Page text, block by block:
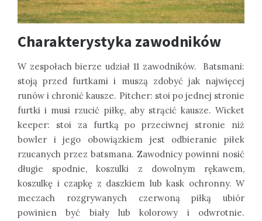
Charakterystyka zawodników
W zespołach bierze udział 11 zawodników. Batsmani:
stoją przed furtkami i muszą zdobyć jak najwięcej
runów i chronić kausze. Pitcher: stoi po jednej stronie
furtki i musi rzucić piłkę, aby strącić kausze. Wicket
keeper: stoi za furtką po przeciwnej stronie niż
bowler i jego obowiązkiem jest odbieranie piłek
rzucanych przez batsmana. Zawodnicy powinni nosić
długie spodnie, koszulki z dowolnym rękawem,
koszulkę i czapkę z daszkiem lub kask ochronny. W
meczach rozgrywanych czerwoną piłką ubiór
powinien być biały lub kolorowy i odwrotnie.